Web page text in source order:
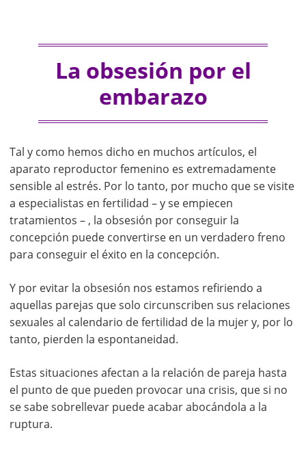
La obsesión por el
embarazo
Tal y como hemos dicho en muchos artículos, el
aparato reproductor femenino es extremadamente
sensible al estrés. Por lo tanto, por mucho que se visite
a especialistas en fertilidad – y se empiecen
tratamientos – , la obsesión por conseguir la
concepción puede convertirse en un verdadero freno
para conseguir el éxito en la concepción.
Y por evitar la obsesión nos estamos refiriendo a
aquellas parejas que solo circunscriben sus relaciones
sexuales al calendario de fertilidad de la mujer y, por lo
tanto, pierden la espontaneidad.
Estas situaciones afectan a la relación de pareja hasta
el punto de que pueden provocar una crisis, que si no
se sabe sobrellevar puede acabar abocándola a la
ruptura.